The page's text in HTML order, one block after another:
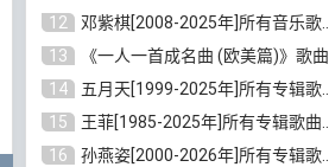
12
邓紫棋[2008-2025年]所有音乐歌曲合集[无损FLAC/MP3/8.99GB]百度云网盘下载
13
《一人一首成名曲 (欧美篇)》歌曲合集打包[无损WAV/MP3/6.13GB]百度云网盘下载
14
五月天[1999-2025年]所有专辑歌曲合集打包[无损FLAC/MP3/23.84GB]百度云网盘下载
15
王菲[1985-2025年]所有专辑歌曲合集[无损FLAC/WAV/APE分轨+MP3/23.06GB]百度云网盘下载
16
孙燕姿[2000-2026年]所有专辑歌曲合集[无损FLAC/MP3/9.73GB]百度云网盘下载